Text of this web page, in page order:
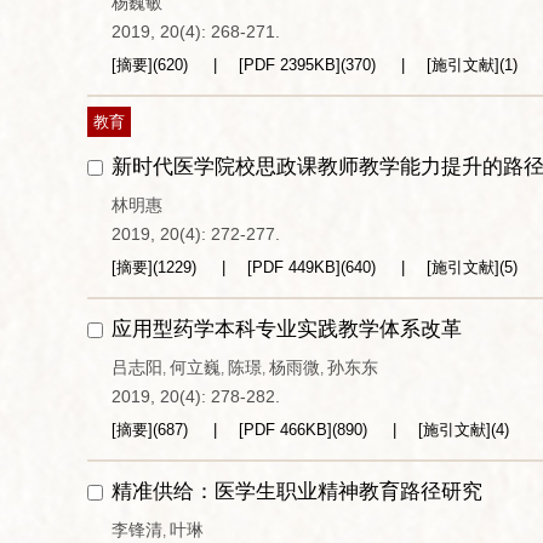
2019, 20(4): 268-271.
[摘要](620) [PDF 2395KB](370) [施引文献](1)
教育
新时代医学院校思政课教师教学能力提升的路径
林明惠
2019, 20(4): 272-277.
[摘要](1229) [PDF 449KB](640) [施引文献](5)
应用型药学本科专业实践教学体系改革
吕志阳, 何立巍, 陈璟, 杨雨微, 孙东东
2019, 20(4): 278-282.
[摘要](687) [PDF 466KB](890) [施引文献](4)
精准供给：医学生职业精神教育路径研究
李锋清, 叶琳